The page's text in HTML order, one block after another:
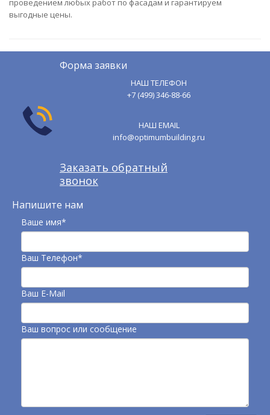
проведением любых работ по фасадам и гарантируем
выгодные цены.
Форма заявки
НАШ ТЕЛЕФОН
+7 (499) 346-88-66
НАШ EMAIL
info@optimumbuilding.ru
Заказать обратный
звонок
Напишите нам
Ваше имя*
Ваш Телефон*
Ваш E-Mail
Ваш вопрос или сообщение